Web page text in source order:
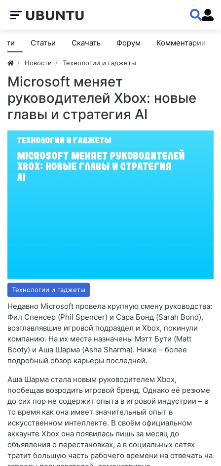
Статьи Скачать Форум Комментарии
Новости Технологии и гаджеты
Microsoft меняет
руководителей Xbox: новые
главы и стратегия AI
Технологии и гаджеты
Недавно Microsoft провела крупную смену руководства:
Фил Спенсер (Phil Spencer) и Сара Бонд (Sarah Bond),
возглавлявшие игровой подраздел и Xbox, покинули
компанию. На их места назначены Мэтт Бути (Matt
Booty) и Аша Шарма (Asha Sharma). Ниже – более
подробный обзор карьеры последней.
Аша Шарма стала новым руководителем Xbox,
пообещав возродить игровой бренд. Однако её резюме
до сих пор не содержит опыта в игровой индустрии – в
то время как она имеет значительный опыт в
искусственном интеллекте. В своём официальном
аккаунте Xbox она появилась лишь за месяц до
объявления о перестановках, а в социальных сетях
тратит большую часть рабочего времени на отвечать на